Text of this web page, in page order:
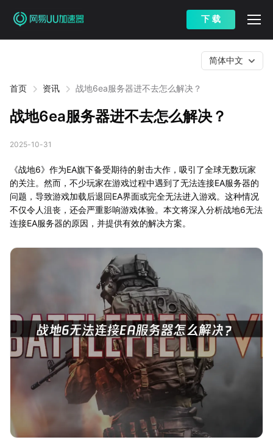
下 载
首页 资讯 战地6ea服务器进不去怎么解决？
简体中文
战地6ea服务器进不去怎么解决？
2025-10-31
《战地6》作为EA旗下备受期待的射击大作，吸引了全球无数玩家
的关注。然而，不少玩家在游戏过程中遇到了无法连接EA服务器的
问题，导致游戏加载后退回EA界面或完全无法进入游戏。这种情况
不仅令人沮丧，还会严重影响游戏体验。本文将深入分析战地6无法
连接EA服务器的原因，并提供有效的解决方案。